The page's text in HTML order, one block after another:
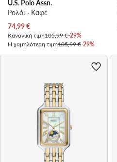
U.S. Polo Assn.
Ρολόι · Καφέ
Τρέχουσα τιμή
74,99€
Κανονική τιμή105,99 €-29%
Η χαμηλότερη τιμή105,99 €-29%